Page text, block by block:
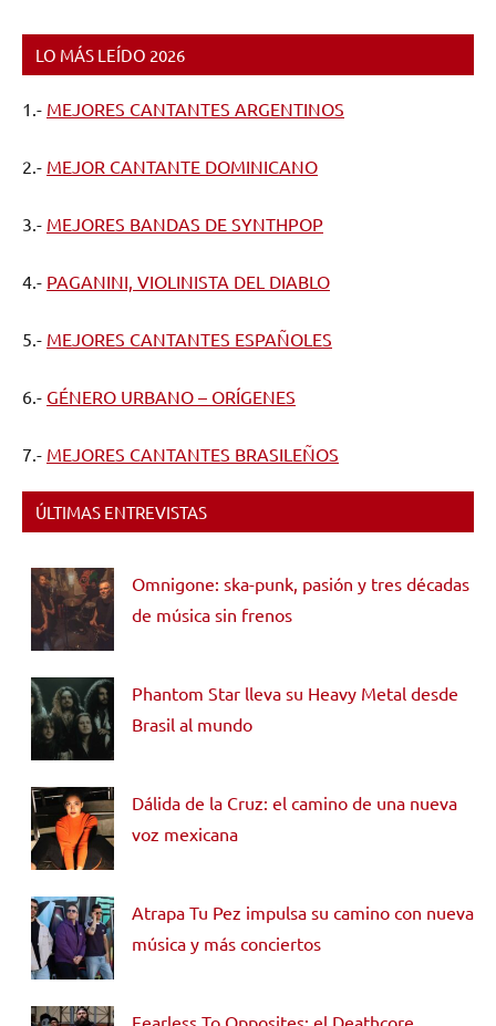
LO MÁS LEÍDO 2026
1.- MEJORES CANTANTES ARGENTINOS
2.- MEJOR CANTANTE DOMINICANO
3.- MEJORES BANDAS DE SYNTHPOP
4.- PAGANINI, VIOLINISTA DEL DIABLO
5.- MEJORES CANTANTES ESPAÑOLES
6.- GÉNERO URBANO – ORÍGENES
7.- MEJORES CANTANTES BRASILEÑOS
ÚLTIMAS ENTREVISTAS
Omnigone: ska-punk, pasión y tres décadas
de música sin frenos
Phantom Star lleva su Heavy Metal desde
Brasil al mundo
Dálida de la Cruz: el camino de una nueva
voz mexicana
Atrapa Tu Pez impulsa su camino con nueva
música y más conciertos